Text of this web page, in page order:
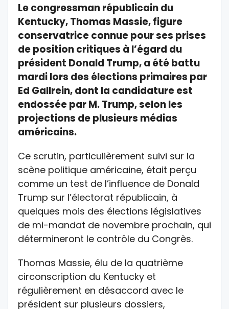
Le congressman républicain du
Kentucky, Thomas Massie, figure
conservatrice connue pour ses prises
de position critiques à l’égard du
président Donald Trump, a été battu
mardi lors des élections primaires par
Ed Gallrein, dont la candidature est
endossée par M. Trump, selon les
projections de plusieurs médias
américains.
Ce scrutin, particulièrement suivi sur la
scène politique américaine, était perçu
comme un test de l’influence de Donald
Trump sur l’électorat républicain, à
quelques mois des élections législatives
de mi-mandat de novembre prochain, qui
détermineront le contrôle du Congrès.
Thomas Massie, élu de la quatrième
circonscription du Kentucky et
régulièrement en désaccord avec le
président sur plusieurs dossiers,